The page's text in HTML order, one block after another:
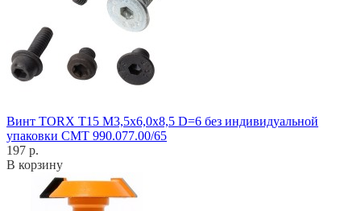
Винт TORX T15 M3,5x6,0x8,5 D=6 без индивидуальной
упаковки CMT 990.077.00/65
197 р.
В корзину